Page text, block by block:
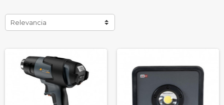
Relevancia